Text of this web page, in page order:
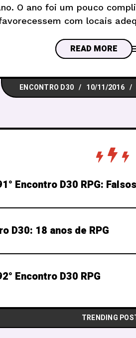
O ano foi um pouco
com locais
READ MORE
ENCONTRO D30 10/11/2016
Encontro D30 RPG:
D30: 18 anos de RPG
Encontro D30 RPG
TRENDING